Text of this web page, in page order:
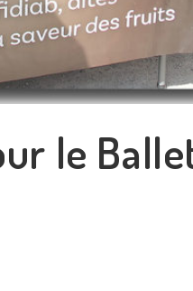
le